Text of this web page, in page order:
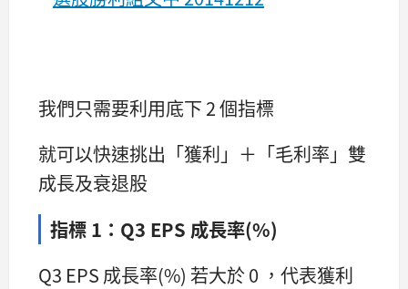
我們只需要利用底下 2 個指標
就可以快速挑出「獲利」＋「毛利率」雙
成長及衰退股
指標 1：Q3 EPS 成長率(%)
Q3 EPS 成長率(%) 若大於 0 ，代表獲利